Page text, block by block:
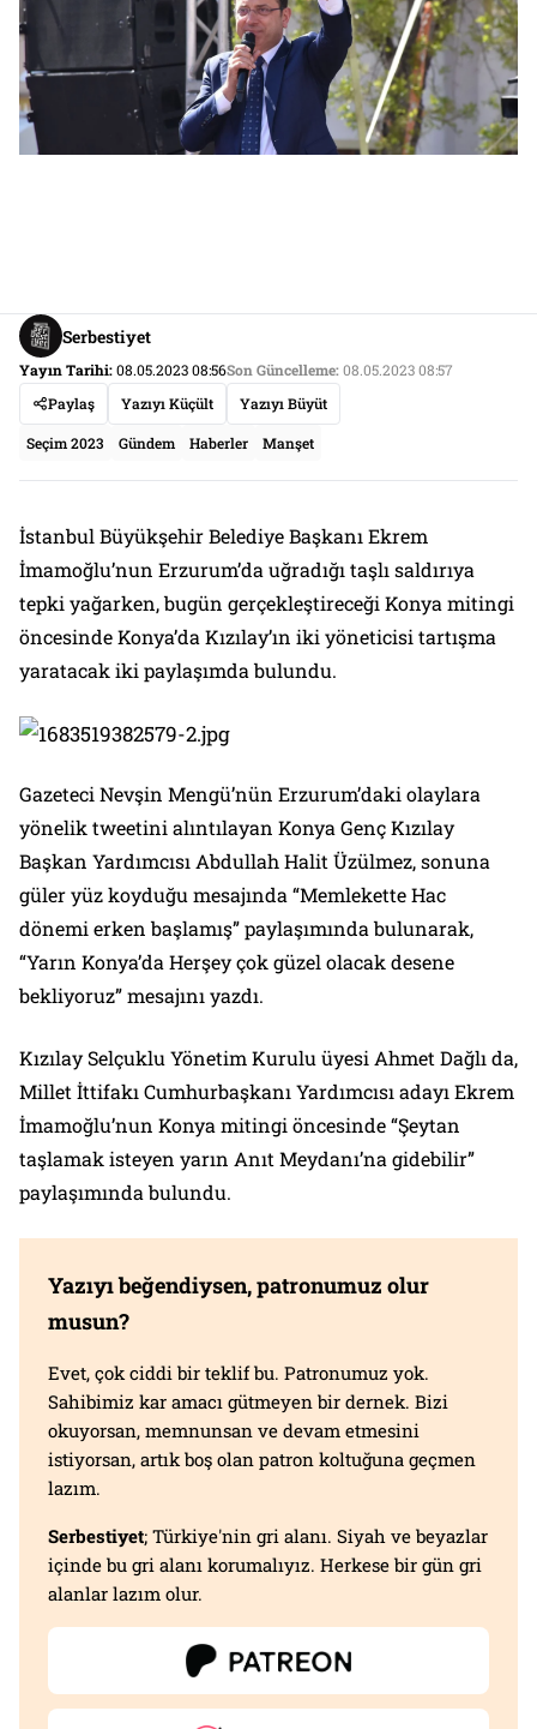
Serbestiyet
Yayın Tarihi:08.05.2023 08:56Son Güncelleme:08.05.2023 08:57
Paylaş
Yazıyı Küçült Yazıyı Büyüt
Seçim 2023 Gündem Haberler Manşet
İstanbul Büyükşehir Belediye Başkanı Ekrem
İmamoğlu’nun Erzurum’da uğradığı taşlı saldırıya
tepki yağarken, bugün gerçekleştireceği Konya mitingi
öncesinde Konya’da Kızılay’ın iki yöneticisi tartışma
yaratacak iki paylaşımda bulundu.
Gazeteci Nevşin Mengü’nün Erzurum’daki olaylara
yönelik tweetini alıntılayan Konya Genç Kızılay
Başkan Yardımcısı Abdullah Halit Üzülmez, sonuna
güler yüz koyduğu mesajında “Memlekette Hac
dönemi erken başlamış” paylaşımında bulunarak,
“Yarın Konya’da Herşey çok güzel olacak desene
bekliyoruz” mesajını yazdı.
Kızılay Selçuklu Yönetim Kurulu üyesi Ahmet Dağlı da,
Millet İttifakı Cumhurbaşkanı Yardımcısı adayı Ekrem
İmamoğlu’nun Konya mitingi öncesinde “Şeytan
taşlamak isteyen yarın Anıt Meydanı’na gidebilir”
paylaşımında bulundu.
Yazıyı beğendiysen, patronumuz olur
musun?
Evet, çok ciddi bir teklif bu. Patronumuz yok.
Sahibimiz kar amacı gütmeyen bir dernek. Bizi
okuyorsan, memnunsan ve devam etmesini
istiyorsan, artık boş olan patron koltuğuna geçmen
lazım.
Serbestiyet; Türkiye'nin gri alanı. Siyah ve beyazlar
içinde bu gri alanı korumalıyız. Herkese bir gün gri
alanlar lazım olur.